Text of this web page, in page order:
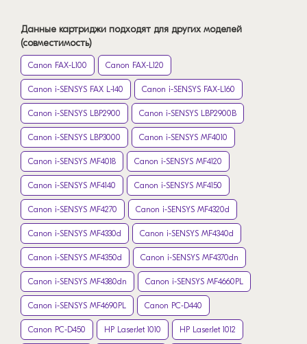
Данные картриджи подходят для других моделей
(совместимость)
Canon FAX-L100 Canon FAX-L120
Canon i-SENSYS FAX L-140 Canon i-SENSYS FAX-L160
Canon i-SENSYS LBP2900 Canon i-SENSYS LBP2900B
Canon i-SENSYS LBP3000 Canon i-SENSYS MF4010
Canon i-SENSYS MF4018 Canon i-SENSYS MF4120
Canon i-SENSYS MF4140 Canon i-SENSYS MF4150
Canon i-SENSYS MF4270 Canon i-SENSYS MF4320d
Canon i-SENSYS MF4330d Canon i-SENSYS MF4340d
Canon i-SENSYS MF4350d Canon i-SENSYS MF4370dn
Canon i-SENSYS MF4380dn Canon i-SENSYS MF4660PL
Canon i-SENSYS MF4690PL Canon PC-D440
Canon PC-D450 HP LaserJet 1010 HP LaserJet 1012